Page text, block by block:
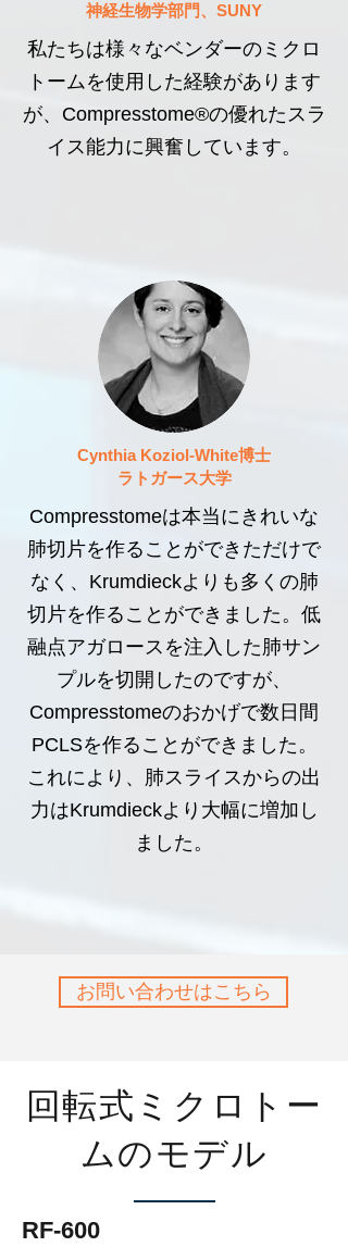
神経生物学部門、SUNY
私たちは様々なベンダーのミクロ
トームを使用した経験があります
が、Compresstome®の優れたスラ
イス能力に興奮しています。
Cynthia Koziol-White博士
ラトガース大学
Compresstomeは本当にきれいな
肺切片を作ることができただけで
なく、Krumdieckよりも多くの肺
切片を作ることができました。低
融点アガロースを注入した肺サン
プルを切開したのですが、
Compresstomeのおかげで数日間
PCLSを作ることができました。
これにより、肺スライスからの出
力はKrumdieckより大幅に増加し
ました。
お問い合わせはこちら
回転式ミクロトー
ムのモデル
RF-600